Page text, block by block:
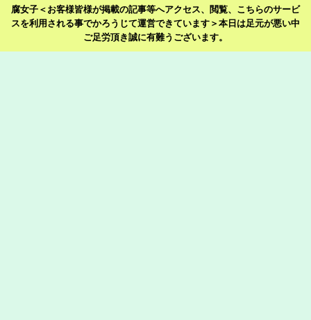
腐女子＜お客様皆様が掲載の記事等へアクセス、閲覧、こちらのサービ
スを利用される事でかろうじて運営できています＞本日は足元が悪い中
ご足労頂き誠に有難うございます。